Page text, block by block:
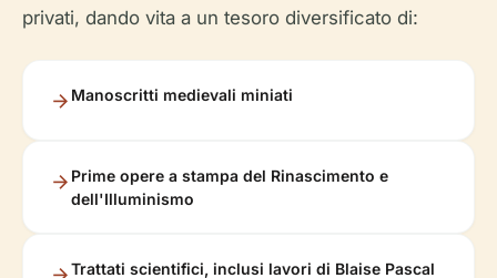
privati, dando vita a un tesoro diversificato di:
Manoscritti medievali miniati
Prime opere a stampa del Rinascimento e
dell'Illuminismo
Trattati scientifici, inclusi lavori di Blaise Pascal